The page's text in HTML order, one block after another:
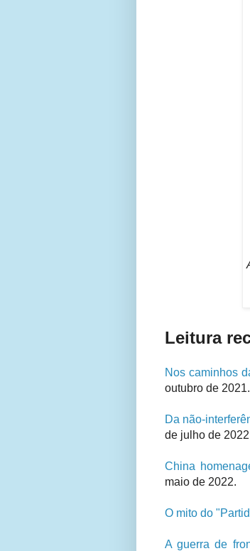
Leitura
Nos caminhos
outubro de 2021.
Da não-
de julho de
China
maio de 2022.
O mito do
A guerra de